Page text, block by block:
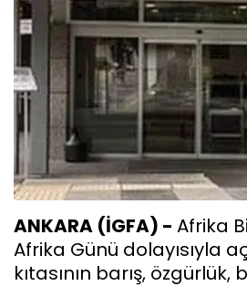
ANKARA (İGFA) - Afrika
Afrika Günü dolayısıyla
kıtasının barış,